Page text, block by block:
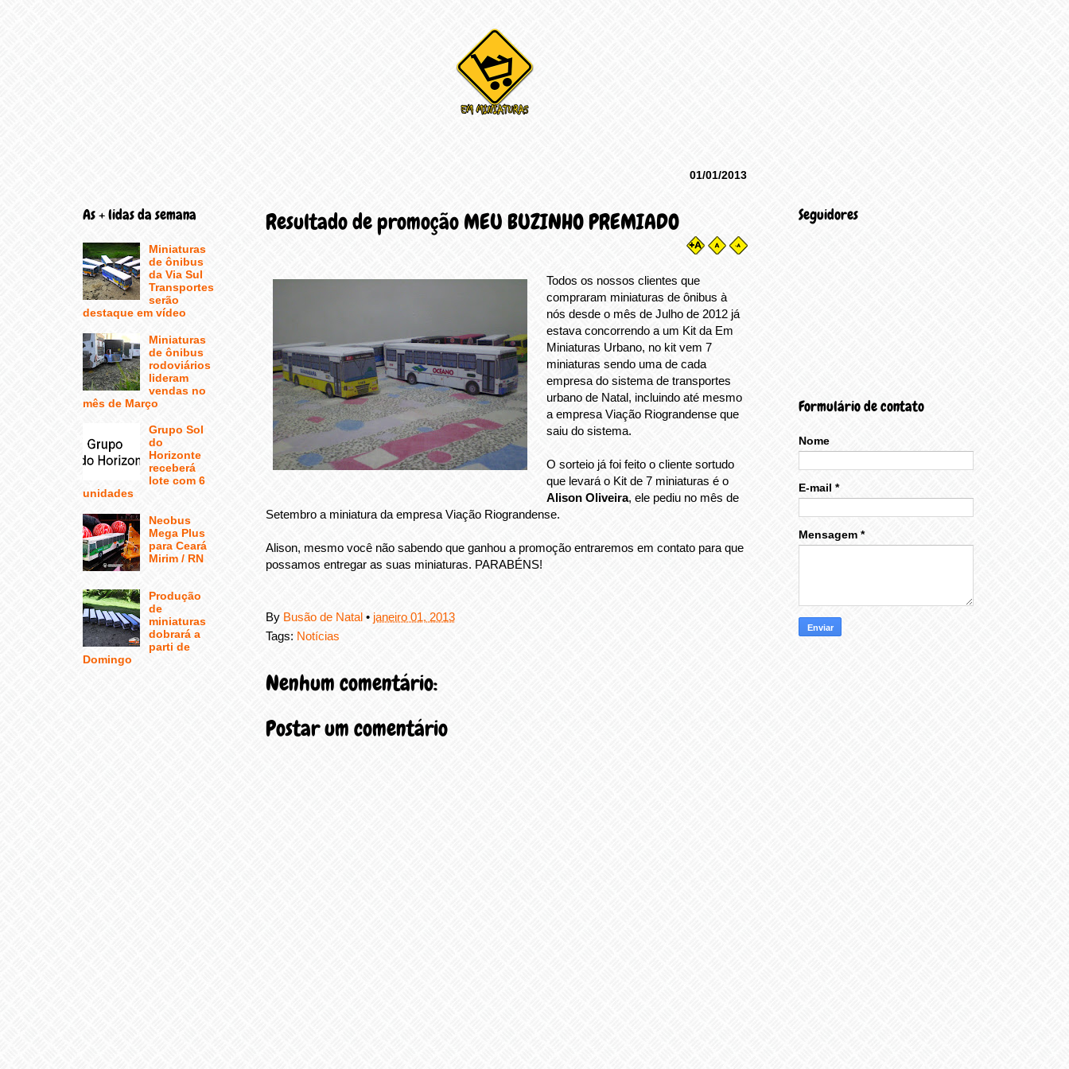
01/01/2013
Resultado de promoção MEU BUZINHO PREMIADO
Todos os nossos clientes que
compraram miniaturas de ônibus à
nós desde o mês de Julho de 2012 já
estava concorrendo a um Kit da Em
Miniaturas Urbano, no kit vem 7
miniaturas sendo uma de cada
empresa do sistema de transportes
urbano de Natal, incluindo até mesmo
a empresa Viação Riograndense que
saiu do sistema.
O sorteio já foi feito o cliente sortudo
que levará o Kit de 7 miniaturas é o
Alison Oliveira, ele pediu no mês de
Setembro a miniatura da empresa Viação Riograndense.
Alison, mesmo você não sabendo que ganhou a promoção entraremos em contato para que
possamos entregar as suas miniaturas. PARABÉNS!
By Busão de Natal • janeiro 01, 2013
Tags: Notícias
Nenhum comentário:
Postar um comentário
As + lidas da semana
Miniaturas
de ônibus
da Via Sul
Transportes
serão
destaque em vídeo
Miniaturas
de ônibus
rodoviários
lideram
vendas no
mês de Março
Grupo Sol
do
Horizonte
receberá
lote com 6
unidades
Neobus
Mega Plus
para Ceará
Mirim / RN
Produção
de
miniaturas
dobrará a
parti de
Domingo
Seguidores
Formulário de contato
Nome
E-mail *
Mensagem *